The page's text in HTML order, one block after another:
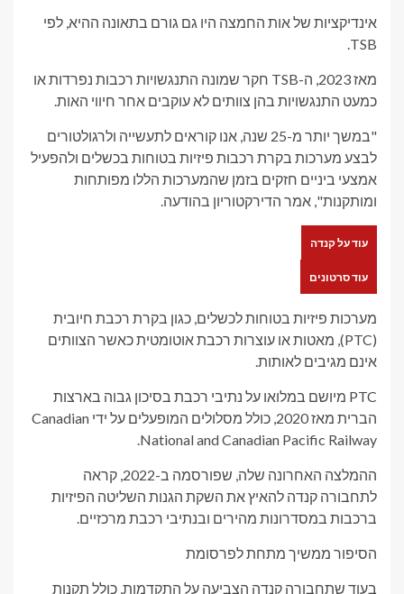
אינדיקציות של אות החמצה היו גם גורם בתאונה ההיא, לפי
TSB.
מאז 2023, ה-TSB חקר שמונה התנגשויות רכבות נפרדות או
כמעט התנגשויות בהן צוותים לא עוקבים אחר חיווי האות.
"במשך יותר מ-25 שנה, אנו קוראים לתעשייה ולרגולטורים
לבצע מערכות בקרת רכבות פיזיות בטוחות בכשלים ולהפעיל
אמצעי ביניים חזקים בזמן שהמערכות הללו מפותחות
ומותקנות", אמר הדירקטוריון בהודעה.
עוד על קנדה
עוד סרטונים
מערכות פיזיות בטוחות לכשלים, כגון בקרת רכבת חיובית
(PTC), מאטות או עוצרות רכבת אוטומטית כאשר הצוותים
אינם מגיבים לאותות.
PTC מיושם במלואו על נתיבי רכבת בסיכון גבוה בארצות
הברית מאז 2020, כולל מסלולים המופעלים על ידי Canadian
National and Canadian Pacific Railway.
ההמלצה האחרונה שלה, שפורסמה ב-2022, קראה
לתחבורה קנדה להאיץ את השקת הגנות השליטה הפיזיות
ברכבות במסדרונות מהירים ובנתיבי רכבת מרכזיים.
הסיפור ממשיך מתחת לפרסומת
בעוד שתחבורה קנדה הצביעה על התקדמות, כולל תקנות